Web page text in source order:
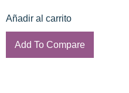
Añadir al carrito
Add To Compare